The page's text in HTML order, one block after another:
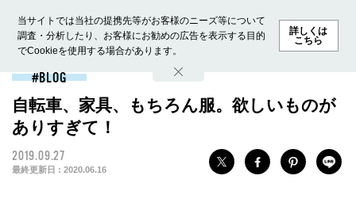
当サイトでは当社の提携先等がお客様のニーズ等について
調査・分析したり、お客様にお勧めの広告を表示する目的
でCookieを使用する場合があります。
詳しくは
こちら
ホーム モデル募集 ランキング ファッション ビューテ
BLOG
自転車、家具、もちろん服。欲しいものが
ありすぎて！
2019.09.27
最終更新日 : 2020.06.16